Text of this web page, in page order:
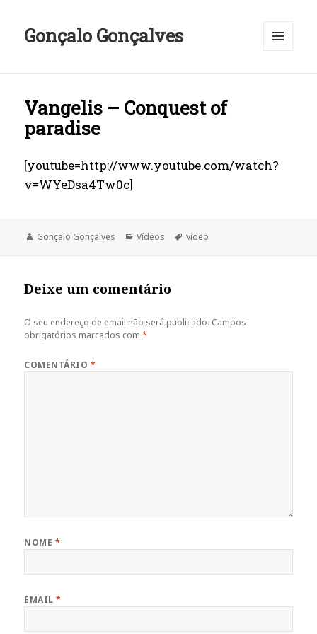
Gonçalo Gonçalves
Vangelis – Conquest of
paradise
[youtube=http://www.youtube.com/watch?
v=WYeDsa4Tw0c]
Autor
Gonçalo Gonçalves Categorias
Vídeos Etiquetas
video
Deixe um comentário
O seu endereço de email não será publicado. Campos
obrigatórios marcados com*
COMENTÁRIO *
NOME *
EMAIL*